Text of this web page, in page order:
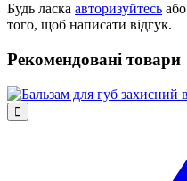
Будь ласка авторизуйтесь або
того, щоб написати відгук.
Рекомендовані товари